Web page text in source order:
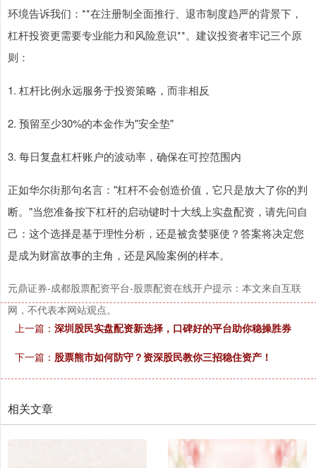
环境告诉我们：**在注册制全面推行、退市制度趋严的背景下，
杠杆投资更需要专业能力和风险意识**。建议投资者牢记三个原
则：
1. 杠杆比例永远服务于投资策略，而非相反
2. 预留至少30%的本金作为"安全垫"
3. 每日复盘杠杆账户的波动率，确保在可控范围内
正如华尔街那句名言："杠杆不会创造价值，它只是放大了你的判
断。"当您准备按下杠杆的启动键时十大线上实盘配资，请先问自
己：这个选择是基于理性分析，还是被贪婪驱使？答案将决定您
是成为财富故事的主角，还是风险案例的样本。
元鼎证券-成都股票配资平台-股票配资在线开户提示：本文来自互联
网，不代表本网站观点。
上一篇： 深圳股民实盘配资新选择，口碑好的平台助你稳操胜券
下一篇： 股票熊市如何防守？资深股民教你三招稳住资产！
相关文章